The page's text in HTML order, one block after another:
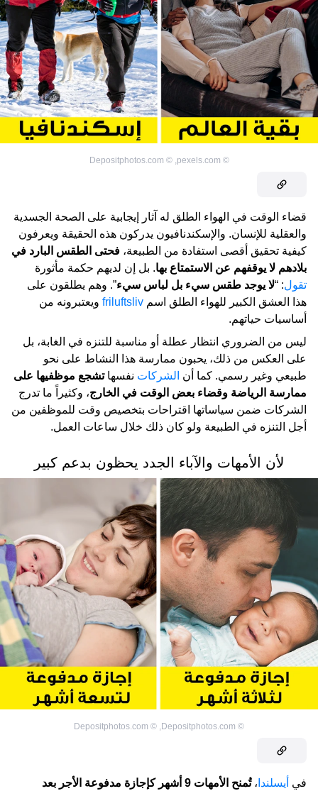
©
pexels.com
,
©
Depositphotos.com
قضاء الوقت في الهواء الطلق له آثار إيجابية على الصحة الجسدية
والعقلية للإنسان. والإسكندنافيون يدركون هذه الحقيقة ويعرفون
كيفية تحقيق أقصى استفادة من الطبيعة، فحتى الطقس البارد في
بلادهم لا يوقفهم عن الاستمتاع بها. بل إن لديهم حكمة مأثورة
تقول: “لا يوجد طقس سيء بل لباس سيء”. وهم يطلقون على
هذا العشق الكبير للهواء الطلق اسم friluftsliv ويعتبرونه من
أساسيات حياتهم.
ليس من الضروري انتظار عطلة أو مناسبة للتنزه في الغابة، بل
على العكس من ذلك، يحبون ممارسة هذا النشاط على نحو
طبيعي وغير رسمي. كما أن الشركات نفسهاتشجع موظفيها على
ممارسة الرياضة وقضاء بعض الوقت في الخارج، وكثيراً ما تدرج
الشركات ضمن سياساتها اقتراحات بتخصيص وقت للموظفين من
أجل التنزه في الطبيعة ولو كان ذلك خلال ساعات العمل.
لأن الأمهات والآباء الجدد يحظون بدعم كبير
©
Depositphotos.com
,
©
Depositphotos.com
في أيسلندا ،
تُمنح الأمهات 9 أشهر كإجازة مدفوعة الأجر بعد